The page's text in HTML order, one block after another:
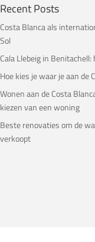
Recent Posts
Costa Blanca als
Sol
Cala Llebeig in
Hoe kies je waar je aan
Wonen aan de Costa
kiezen van een woning
Beste renovaties om de
verkoopt